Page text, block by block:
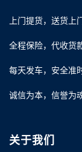
上门提货，送货上
全程保险，代收货
每天发车，安全准
诚信为本，信誉为
关于我们